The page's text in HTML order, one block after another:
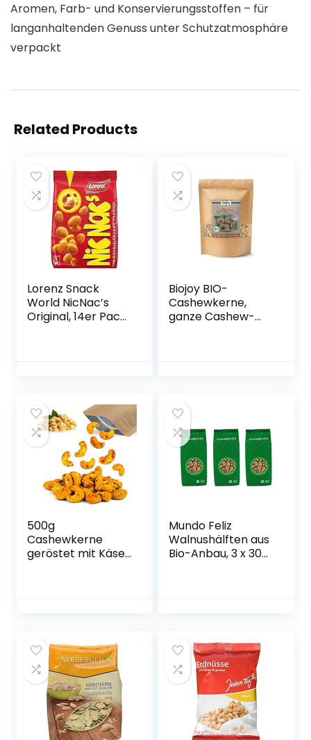
Aromen, Farb- und Konservierungsstoffen – für
langanhaltenden Genuss unter Schutzatmosphäre
verpackt
Related Products
Lorenz Snack
World NicNac’s
Original, 14er Pack
Biojoy BIO-
Cashewkerne,
ganze Cashew-
500g
Cashewkerne
geröstet mit Käse
Mundo Feliz
Walnushälften aus
Bio-Anbau, 3 x 300